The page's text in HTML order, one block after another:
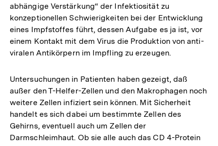
abhängige Verstärkung“ der Infektiosität zu
konzeptionellen Schwierigkeiten bei der Entwicklung
eines Impfstoffes führt, dessen Aufgabe es ja ist, vor
einem Kontakt mit dem Virus die Produktion von anti-
viralen Antikörpern im Impfling zu erzeugen.
Untersuchungen in Patienten haben gezeigt, daß
außer den T-Helfer-Zellen und den Makrophagen noch
weitere Zellen infiziert sein können. Mit Sicherheit
handelt es sich dabei um bestimmte Zellen des
Gehirns, eventuell auch um Zellen der
Darmschleimhaut. Ob sie alle auch das CD 4-Protein